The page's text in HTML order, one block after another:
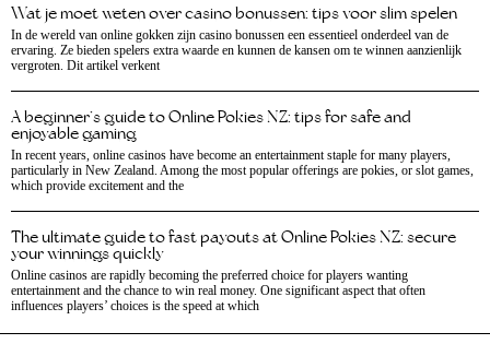
Wat je moet weten over casino bonussen: tips voor slim spelen
In de wereld van online gokken zijn casino bonussen een essentieel onderdeel van de
ervaring. Ze bieden spelers extra waarde en kunnen de kansen om te winnen aanzienlijk
vergroten. Dit artikel verkent
A beginner’s guide to Online Pokies NZ: tips for safe and
enjoyable gaming
In recent years, online casinos have become an entertainment staple for many players,
particularly in New Zealand. Among the most popular offerings are pokies, or slot games,
which provide excitement and the
The ultimate guide to fast payouts at Online Pokies NZ: secure
your winnings quickly
Online casinos are rapidly becoming the preferred choice for players wanting
entertainment and the chance to win real money. One significant aspect that often
influences players’ choices is the speed at which